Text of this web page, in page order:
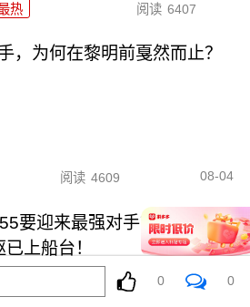
热 阅读 6407
，为何在黎明前戛然而止？
阅读 4609 08-04
要迎来最强对手？东瀛万吨新
已上船台！
11196
0 0